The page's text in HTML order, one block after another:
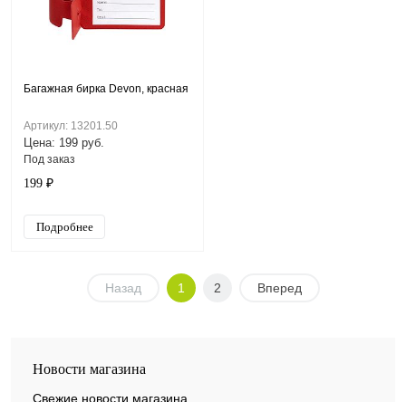
Багажная бирка Devon, красная
Артикул: 13201.50
Цена: 199 руб.
Под заказ
199 ₽
Подробнее
Назад 1 2 Вперед
Новости магазина
Свежие новости магазина